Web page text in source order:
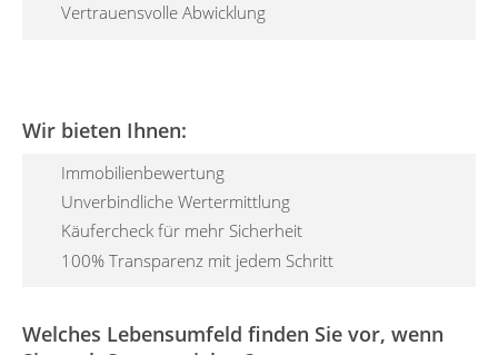
Vertrauensvolle Abwicklung
Wir bieten Ihnen:
Immobilienbewertung
Unverbindliche Wertermittlung
Käufercheck für mehr Sicherheit
100% Transparenz mit jedem Schritt
Welches Lebensumfeld finden Sie vor, wenn